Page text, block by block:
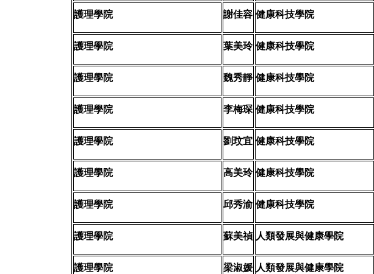
護理學院 謝佳容 健康科技學院
護理學院 葉美玲 健康科技學院
護理學院 魏秀靜 健康科技學院
護理學院 李梅琛 健康科技學院
護理學院 劉玟宜 健康科技學院
護理學院 高美玲 健康科技學院
護理學院 邱秀渝 健康科技學院
護理學院 蘇美禎 人類發展與健康學院
護理學院 梁淑媛 人類發展與健康學院